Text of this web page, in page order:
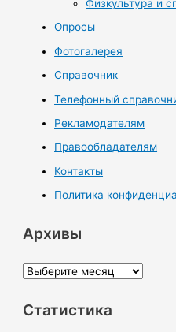
Физкультура и
Опросы
Фотогалерея
Справочник
Телефонный
Рекламодателям
Правообладателям
Контакты
Политика
Архивы
А
х
Статистика